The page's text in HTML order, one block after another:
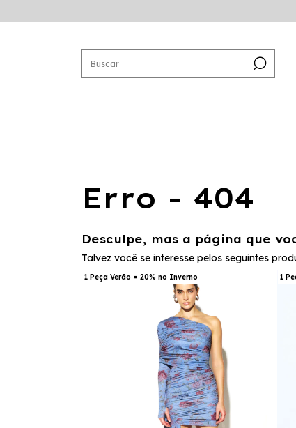
Erro - 404
Desculpe, mas a página que
Talvez você se interesse pelos seguintes
1 Peça Verão = 20% no Inverno 1